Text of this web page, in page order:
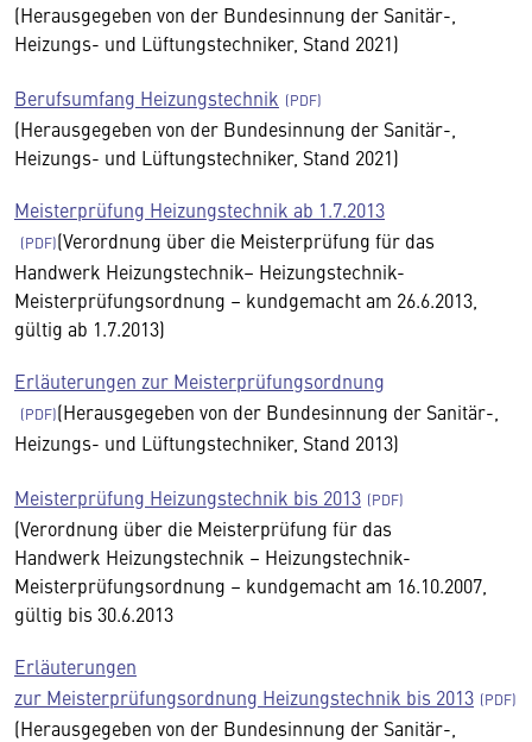
(Herausgegeben von der Bundesinnung der Sanitär-,
Heizungs- und Lüftungstechniker, Stand 2021)
Berufsumfang Heizungstechnik
(Herausgegeben von der Bundesinnung der Sanitär-,
Heizungs- und Lüftungstechniker, Stand 2021)
Meisterprüfung Heizungstechnik ab 1.7.2013
(Verordnung über die Meisterprüfung für das
Handwerk Heizungstechnik– Heizungstechnik-
Meisterprüfungsordnung – kundgemacht am 26.6.2013,
gültig ab 1.7.2013)
Erläuterungen zur Meisterprüfungsordnung
(Herausgegeben von der Bundesinnung der Sanitär-,
Heizungs- und Lüftungstechniker, Stand 2013)
Meisterprüfung Heizungstechnik bis 2013
(Verordnung über die Meisterprüfung für das
Handwerk Heizungstechnik – Heizungstechnik-
Meisterprüfungsordnung – kundgemacht am 16.10.2007,
gültig bis 30.6.2013
Erläuterungen
zur Meisterprüfungsordnung Heizungstechnik bis 2013
(Herausgegeben von der Bundesinnung der Sanitär-,